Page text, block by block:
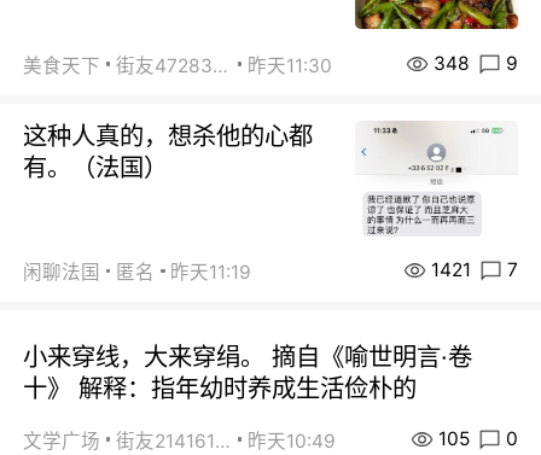
美食天下 街友472838572 昨天11:30 348 9
这种人真的，想杀他的心都
有。（法国）
闲聊法国 匿名 昨天11:19 1421 7
小来穿线，大来穿绢。 摘自《喻世明言·卷
十》 解释：指年幼时养成生活俭朴的
文学广场 街友21416156 昨天10:49 105 0